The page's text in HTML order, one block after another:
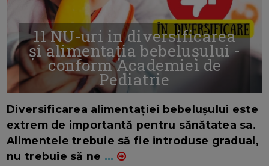
11 NU-uri in diversificarea
și alimentația bebelușului -
conform Academiei de
Pediatrie
Diversificarea alimentației bebelușului este
extrem de importantă pentru sănătatea sa.
Alimentele trebuie să fie introduse gradual,
nu trebuie să ne ...